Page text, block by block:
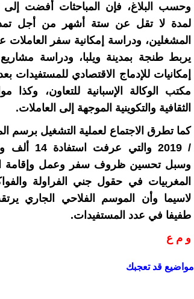
وحسب البلاغ، فإن المباحثات أفضت
لمدة لا تقل عن ستة أشهر من أجل
المشغلين، ودراسة إمكانية سفر
يربط طنجة بمدينة ويلبا، ودراسة
إمكانيات للإدماج الاقتصادي للمستفيدات
مكتب الوكالة الإسبانية للتعاون، وكذا
الثقافية والتكوينية الموجهة إلى العاملات.
وسبل تحسين ظروف سفر وعمل وإقامة
المغربيات في حقول جني الفراولة
لاسيما وأن الموسم الفلاحي الجاري
طفيفا في عدد المستفيدات.
و م ع
مواضيع قد تعجبك